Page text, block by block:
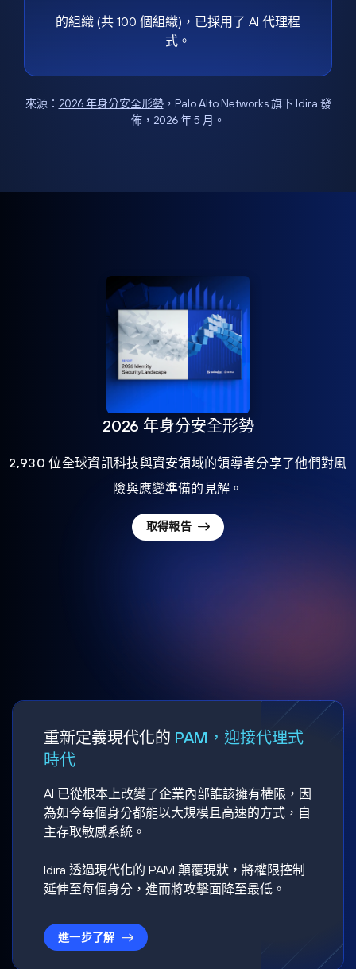
的組織 (共 100 個組織)，已採用了 AI 代理程
式。
來源： 2026 年身分安全形勢，Palo Alto Networks 旗下 Idira 發
佈，2026 年 5 月。
2026 年身分安全形勢
2,930 位全球資訊科技與資安領域的領導者分享了他們對風
險與應變準備的見解。
取得報告
重新定義現代化的 PAM，迎接代理式
時代
AI 已從根本上改變了企業內部誰該擁有權限，因
為如今每個身分都能以大規模且高速的方式，自
主存取敏感系統。
Idira 透過現代化的 PAM 顛覆現狀，將權限控制
延伸至每個身分，進而將攻擊面降至最低。
進一步了解